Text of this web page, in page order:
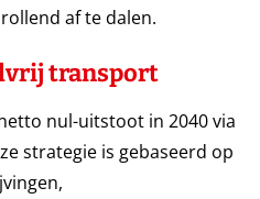
af te dalen.
transport
nul-uitstoot in 2040 via
strategie is gebaseerd op